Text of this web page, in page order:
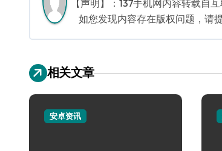
【声明】：137手机网内容转载自
如您发现内容存在版权问题，请
相关文章
安卓资讯